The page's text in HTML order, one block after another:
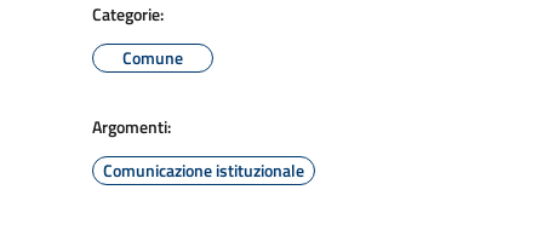
Categorie:
Comune
Argomenti:
Comunicazione istituzionale